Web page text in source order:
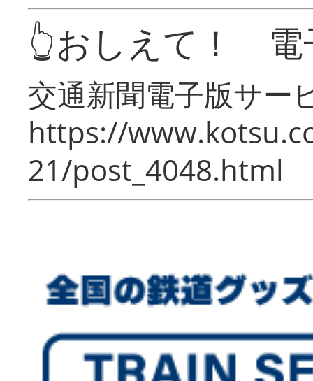
👆おしえて！ 電
交通新聞電子版サー
https://
21/post_4048.html